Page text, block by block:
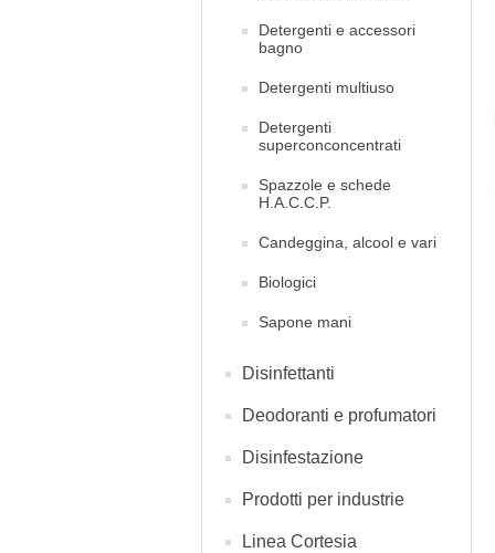
Detergenti e accessori
bagno
Detergenti multiuso
Detergenti
superconconcentrati
Spazzole e schede
H.A.C.C.P.
Candeggina, alcool e vari
Biologici
Sapone mani
Disinfettanti
Deodoranti e profumatori
Disinfestazione
Prodotti per industrie
Linea Cortesia